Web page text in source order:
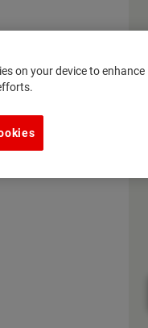
on your device to enhance